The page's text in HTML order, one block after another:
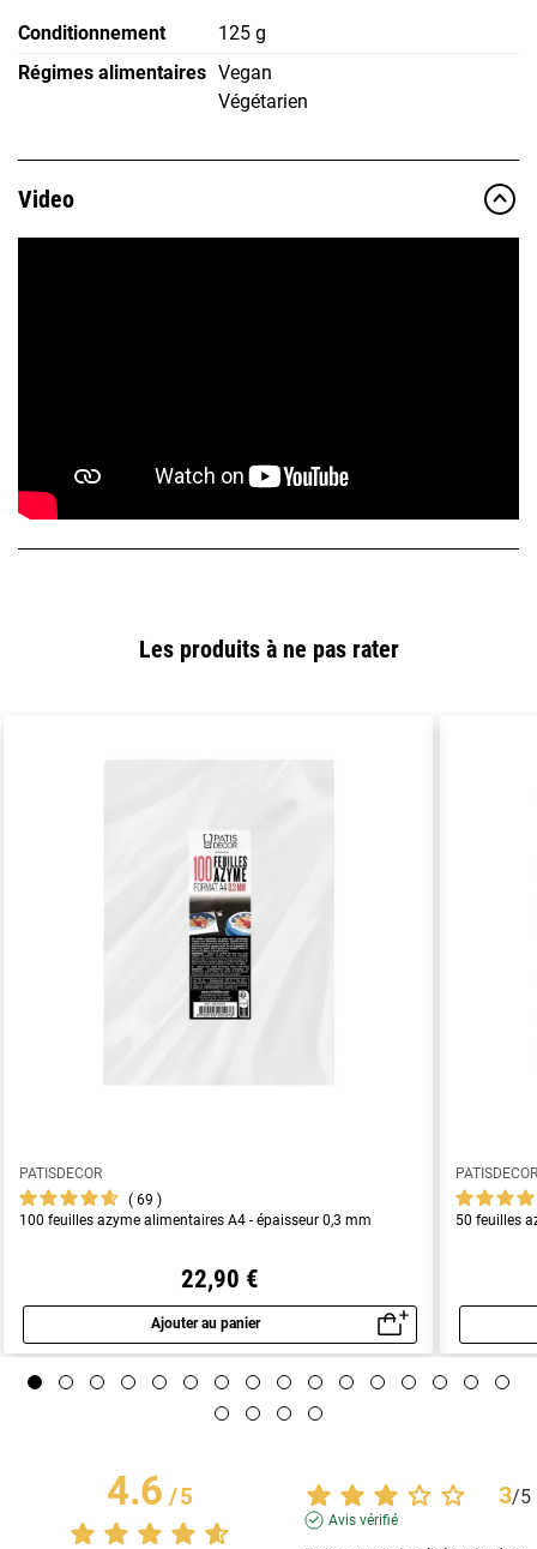
Conditionnement
125 g
Régimes alimentaires Vegan
Végétarien
Video
Les produits à ne pas rater
PATISDECOR
69
100 feuilles azyme alimentaires A4 - épaisseur 0,3 mm
22,90 €
Ajouter au panier
Aperçu rapide
50 feuilles
4.6/5 3/5
Avis vérifié